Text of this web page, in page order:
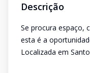
Descrição
Se procura espaço,
esta é a
Localizada em